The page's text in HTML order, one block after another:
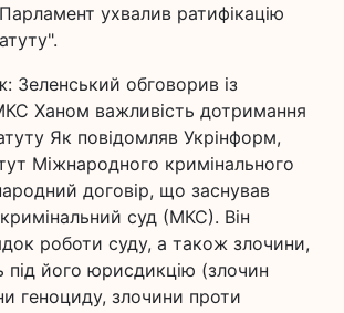
ухвалив ратифікацію
Зеленський обговорив із
Ханом важливість дотримання
Як повідомляв Укрінформ,
Міжнародного кримінального
договір, що заснував
суд (МКС). Він
роботи суду, а також злочини,
під його юрисдикцію (злочин
геноциду, злочини проти